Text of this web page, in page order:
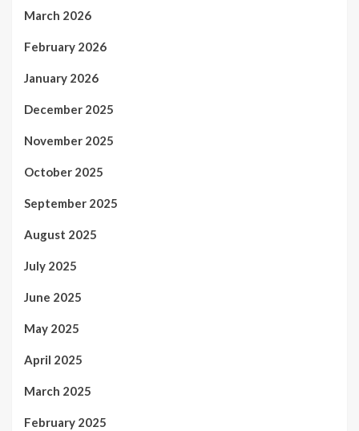
March 2026
February 2026
January 2026
December 2025
November 2025
October 2025
September 2025
August 2025
July 2025
June 2025
May 2025
April 2025
March 2025
February 2025